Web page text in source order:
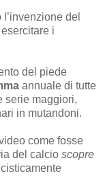
l’invenzione del
i
del piede
annuale di tutte
serie maggiori,
in mutandoni.
come fosse
del calcio scopre